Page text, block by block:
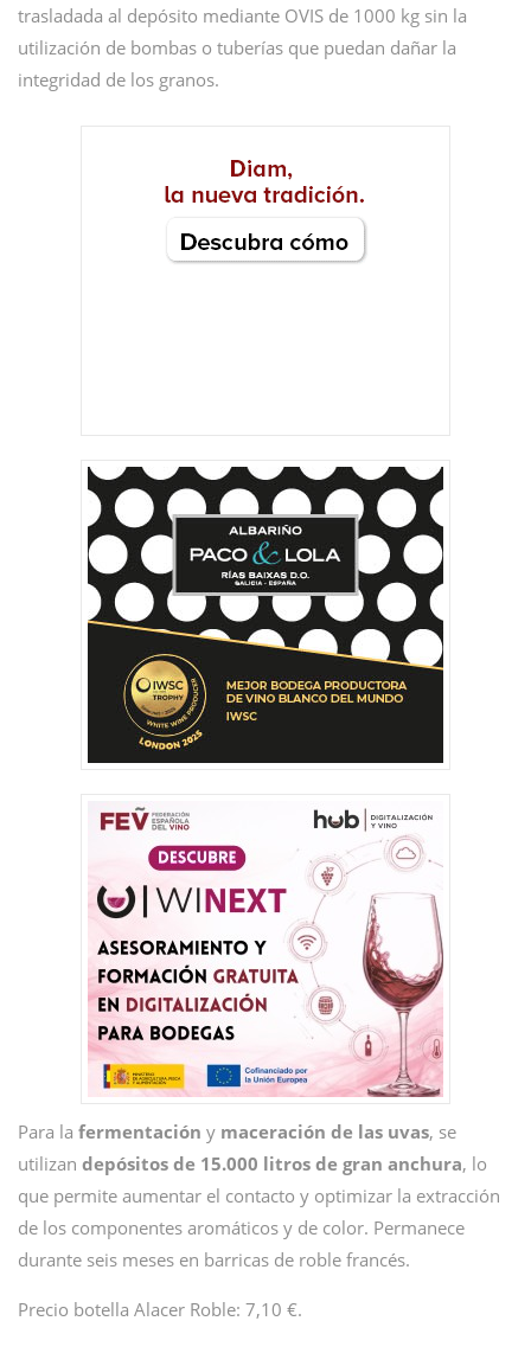
trasladada al depósito mediante OVIS de 1000 kg sin la
utilización de bombas o tuberías que puedan dañar la
integridad de los granos.
Para la fermentación y maceración de las uvas, se
utilizan depósitos de 15.000 litros de gran anchura, lo
que permite aumentar el contacto y optimizar la extracción
de los componentes aromáticos y de color. Permanece
durante seis meses en barricas de roble francés.
Precio botella Alacer Roble: 7,10 €.